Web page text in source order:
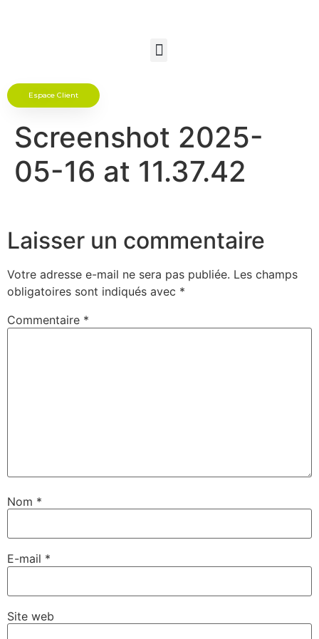
Espace Client
Screenshot 2025-
05-16 at 11.37.42
Laisser un commentaire
Votre adresse e-mail ne sera pas publiée. Les champs
obligatoires sont indiqués avec *
Commentaire *
Nom *
E-mail *
Site web